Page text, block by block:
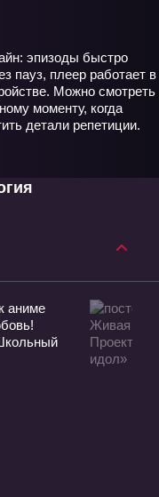
эпизоды быстро
пауз, плеер работает в
Можно смотреть
моменту, когда
детали репетиции.